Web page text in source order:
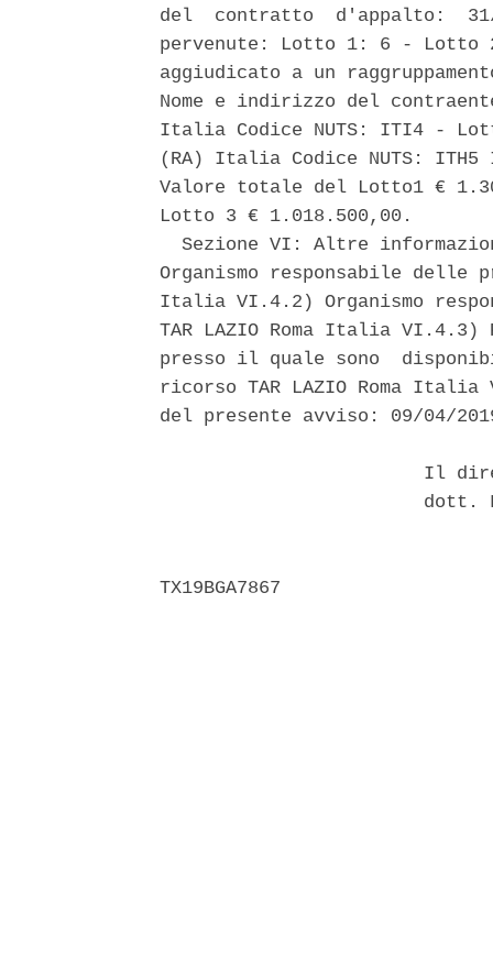
del  contratto  d'appalto:
pervenute: Lotto 1: 6 -
aggiudicato a un
Nome e indirizzo del
Italia Codice NUTS: ITI4 -
(RA) Italia Codice NUTS:
Valore totale del Lotto1 €
Lotto 3 € 1.018.500,00.
Sezione VI: Altre
Organismo responsabile delle
Italia VI.4.2) Organismo
TAR LAZIO Roma Italia
presso il quale sono
ricorso TAR LAZIO Roma
del presente avviso: 09/04/
Il